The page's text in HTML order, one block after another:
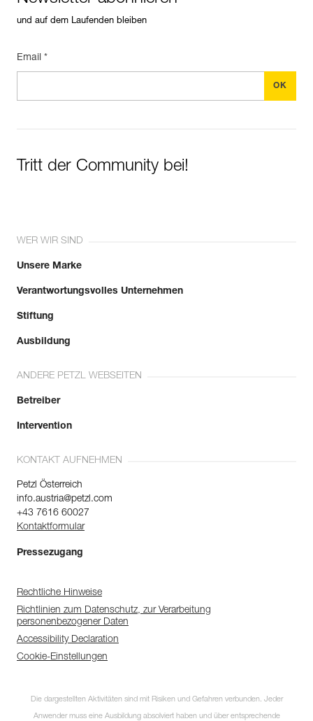
und auf dem Laufenden bleiben
Email *
Tritt der Community bei!
WER WIR SIND
Unsere Marke
Verantwortungsvolles Unternehmen
Stiftung
Ausbildung
ANDERE PETZL WEBSEITEN
Betreiber
Intervention
KONTAKT AUFNEHMEN
Petzl Österreich
info.austria@petzl.com
+43 7616 60027
Kontaktformular
Pressezugang
Rechtliche Hinweise
Richtlinien zum Datenschutz, zur Verarbeitung
personenbezogener Daten
Accessibility Declaration
Cookie-Einstellungen
Die dargestellten Aktivitäten sind mit Risiken und Gefahren verbunden. Jeder
Anwender muss eine Ausbildung absolviert haben und über entsprechende